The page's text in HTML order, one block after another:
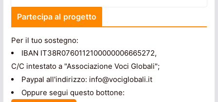
Partecipa al progetto
Per il tuo sostegno:
IBAN IT38R0760112100000006665272,
C/C intestato a "Associazione Voci Globali";
Paypal all'indirizzo: info@vociglobali.it
Oppure segui questo bottone: